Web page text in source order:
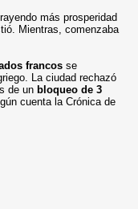
más prosperidad
Mientras, comenzaba
francos se
La ciudad rechazó
de un bloqueo de 3
cuenta la Crónica de